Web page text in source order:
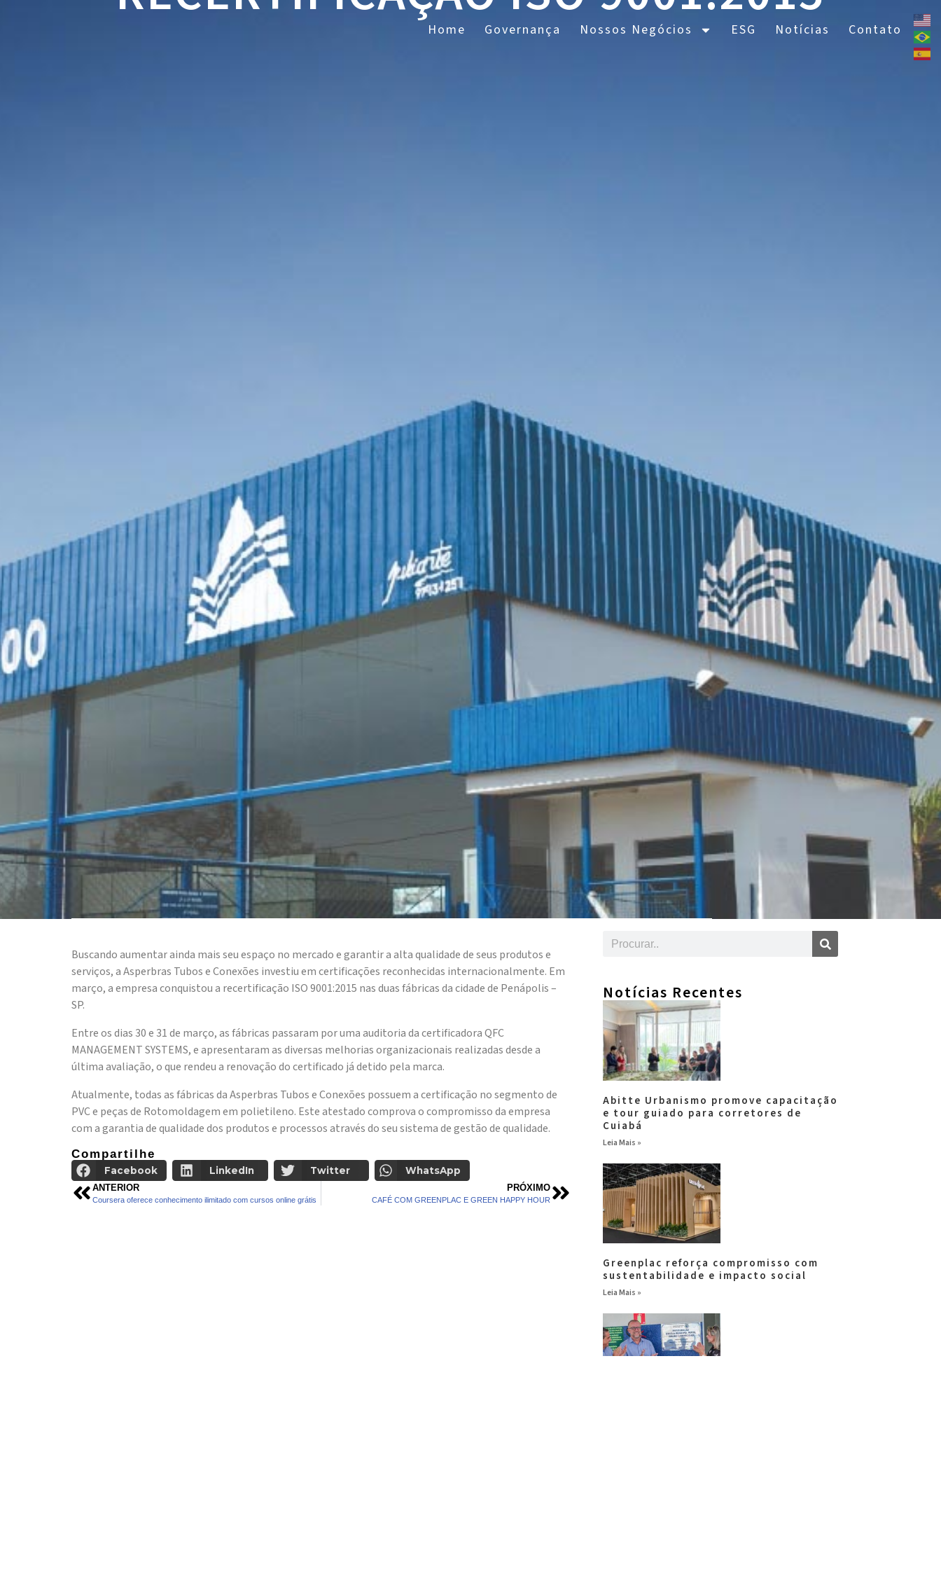
Home Governança Nossos Negócios ESG Notícias Contato
Buscando aumentar ainda mais seu espaço no mercado e garantir a alta qualidade de seus produtos e
serviços, a Asperbras Tubos e Conexões investiu em certificações reconhecidas internacionalmente. Em
março, a empresa conquistou a recertificação ISO 9001:2015 nas duas fábricas da cidade de Penápolis –
SP.
Entre os dias 30 e 31 de março, as fábricas passaram por uma auditoria da certificadora QFC
MANAGEMENT SYSTEMS, e apresentaram as diversas melhorias organizacionais realizadas desde a
última avaliação, o que rendeu a renovação do certificado já detido pela marca.
Atualmente, todas as fábricas da Asperbras Tubos e Conexões possuem a certificação no segmento de
PVC e peças de Rotomoldagem em polietileno. Este atestado comprova o compromisso da empresa
com a garantia de qualidade dos produtos e processos através do seu sistema de gestão de qualidade.
Compartilhe
Facebook LinkedIn Twitter WhatsApp
ANTERIOR
Coursera oferece conhecimento ilimitado com cursos online grátis
PRÓXIMO
CAFÉ COM GREENPLAC E GREEN HAPPY HOUR
Notícias Recentes
Abitte Urbanismo promove capacitação
e tour guiado para corretores de
Cuiabá
Leia Mais »
Greenplac reforça compromisso com
sustentabilidade e impacto social
Leia Mais »